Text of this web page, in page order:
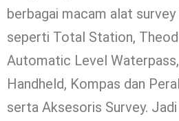
berbagai macam alat
seperti Total Station,
Automatic Level
Handheld, Kompas dan
serta Aksesoris Survey.